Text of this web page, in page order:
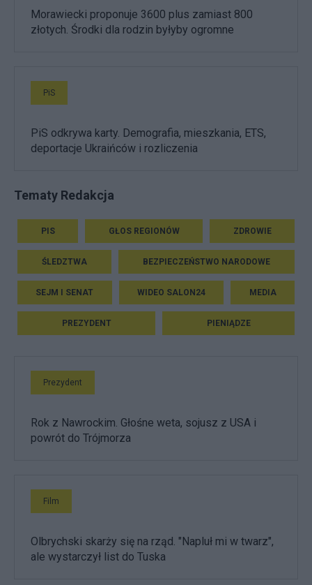
Morawiecki proponuje 3600 plus zamiast 800
złotych. Środki dla rodzin byłyby ogromne
PiS
PiS odkrywa karty. Demografia, mieszkania, ETS,
deportacje Ukraińców i rozliczenia
Tematy Redakcja
PIS GŁOS REGIONÓW ZDROWIE
ŚLEDZTWA BEZPIECZEŃSTWO NARODOWE
SEJM I SENAT WIDEO SALON24 MEDIA
PREZYDENT PIENIĄDZE
Prezydent
Rok z Nawrockim. Głośne weta, sojusz z USA i
powrót do Trójmorza
Film
Olbrychski skarży się na rząd. "Napluł mi w twarz",
ale wystarczył list do Tuska